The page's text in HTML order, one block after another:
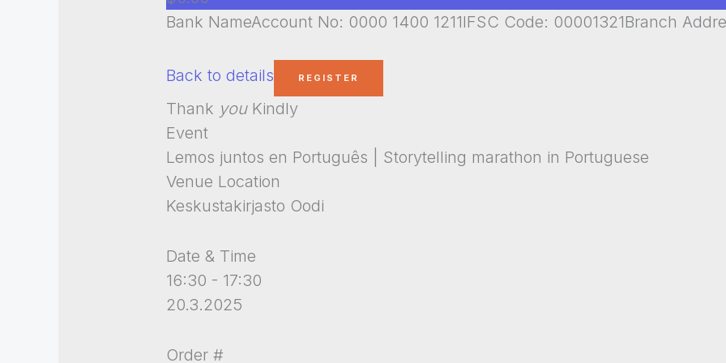
Bank NameAccount No: 0000 1400 1211IFSC Code: 00001321Branch
Back to details
Thank youKindly
Event
Lemos juntos en Português | Storytelling marathon in Portuguese
Venue Location
Keskustakirjasto Oodi
Date & Time
16:30 - 17:30
20.3.2025
Order #